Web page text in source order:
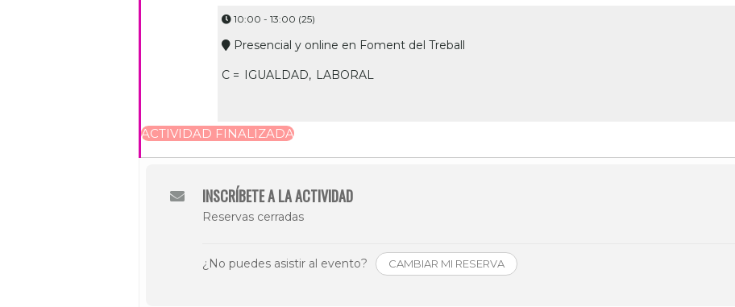
10:00 - 13:00 (25)
Presencial y online en Foment del Treball
C = IGUALDAD, LABORAL
ACTIVIDAD FINALIZADA
INSCRÍBETE A LA ACTIVIDAD
Reservas cerradas
¿No puedes asistir al evento? CAMBIAR MI RESERVA